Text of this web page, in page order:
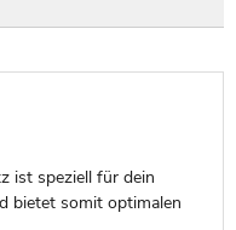
ist speziell für dein
bietet somit optimalen